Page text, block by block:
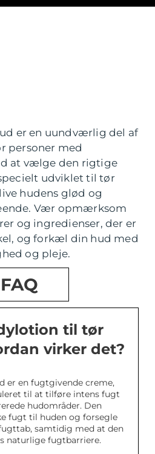
er en uundværlig del af
personer med
at vælge den rigtige
udviklet til tør
hudens glød og
Vær opmærksom
og ingredienser, der er
og forkæl din hud med
og pleje.
FAQ
til tør
virker det?
er en fugtgivende creme,
til at tilføre intens fugt
hudområder. Den
fugt til huden og forsegle
samtidig med at den
naturlige fugtbarriere.